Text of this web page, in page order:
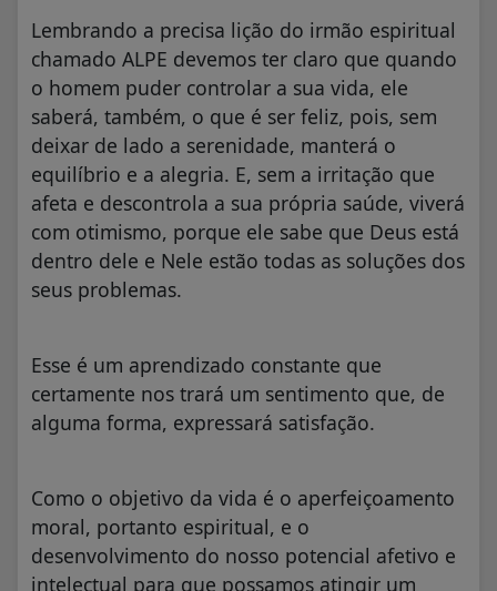
Lembrando a precisa lição do irmão espiritual
chamado ALPE devemos ter claro que quando
o homem puder controlar a sua vida, ele
saberá, também, o que é ser feliz, pois, sem
deixar de lado a serenidade, manterá o
equilíbrio e a alegria. E, sem a irritação que
afeta e descontrola a sua própria saúde, viverá
com otimismo, porque ele sabe que Deus está
dentro dele e Nele estão todas as soluções dos
seus problemas.
Esse é um aprendizado constante que
certamente nos trará um sentimento que, de
alguma forma, expressará satisfação.
Como o objetivo da vida é o aperfeiçoamento
moral, portanto espiritual, e o
desenvolvimento do nosso potencial afetivo e
intelectual para que possamos atingir um